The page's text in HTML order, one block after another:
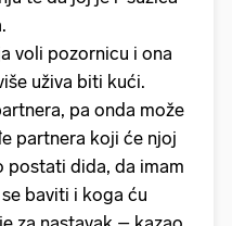
voli pozornicu i ona
uživa biti kući.
pa onda može
partnera koji će njoj
postati dida, da imam
baviti i koga ću